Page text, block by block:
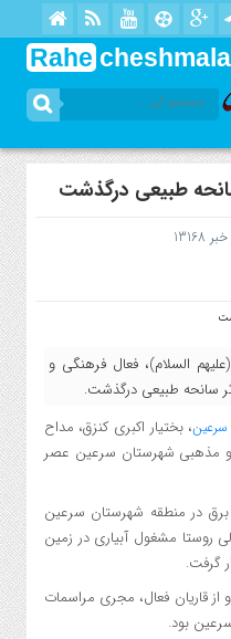
Rahe
طبیعی درگذشت
13168
السلام)، فعال فرهنگی و
سانحه طبیعی درگذشت.
، بختیار اکبری کنزق، مداح
و مذهبی شهرستان سرعین عصر
در منطقه شهرستان سرعین
روستا مشغول آبیاری در زمین
گرفت.
قاریان فعال، مجری مراسمات
بود.